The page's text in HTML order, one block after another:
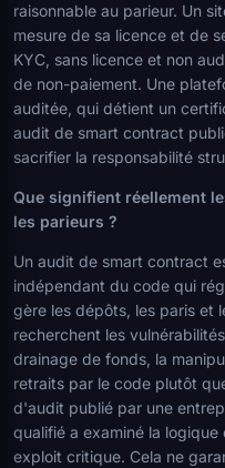
raisonnable au parieur. Un
mesure de sa licence et de
KYC, sans licence et non
de non-paiement. Une
auditée, qui détient un
audit de smart contract
sacrifier la responsabilité
Que signifient réellement
les parieurs ?
Un audit de smart contract
indépendant du code qui
gère les dépôts, les paris et
recherchent les
drainage de fonds, la
retraits par le code plutôt
d'audit publié par une
qualifié a examiné la
exploit critique. Cela ne